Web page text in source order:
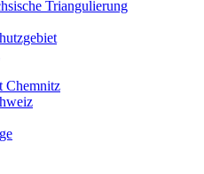
Triangulierung
Chemnitz